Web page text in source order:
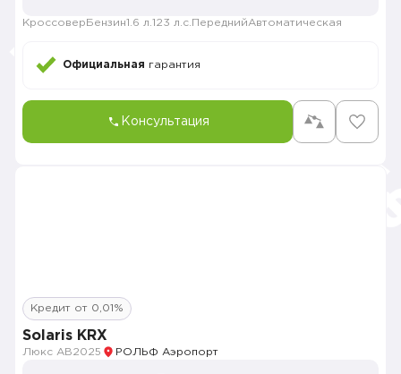
Кроссовер Бензин1.6 л. 123 л.с. ПереднийАвтоматическая
Официальная гарантия
Консультация
Кредит от 0,01%
Solaris KRX
Люкс АВ2025 РОЛЬФ Аэропорт